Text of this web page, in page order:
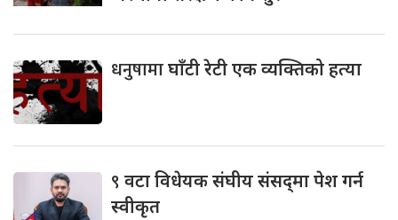
धनुषामाघाँटी रेटी एक व्यक्तिको हत्या
९ वटा विधेयक संघीय संसद्‌मा पेश गर्न
स्वीकृत